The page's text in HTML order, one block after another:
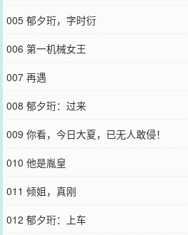
005 郁夕珩，字时衍
006 第一机械女王
007 再遇
008 郁夕珩：过来
009 你看，今日大夏，已无人敢侵！
010 他是胤皇
011 倾姐，真刚
012 郁夕珩：上车